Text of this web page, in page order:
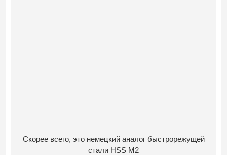
Скорее всего, это немецкий аналог быстрорежущей
стали HSS М2